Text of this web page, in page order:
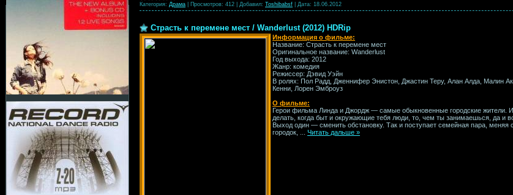
Категория: Драма Просмотров: 412 Добавил: Toshibabsf Дата: 18.06.2012
Страсть к перемене мест / Wanderlust (2012) HDRip
Информация о фильме:
Название: Страсть к перемене мест
Оригинальное название: Wanderlust
Год выхода: 2012
Жанр: комедия
Режиссер: Дэвид Уэйн
В ролях: Пол Радд, Дженнифер Энистон, Джастин Теру, Алан Алда, Малин
Кенни, Лорен Эмброуз
О фильме:
Герои фильма Линда и Джордж — самые обыкновенные городские
делать, когда быт и окружающие тебя люди, то, чем ты занимаешься, да и
Выход один — сменить обстановку. Так и поступает семейная пара,
городок,
Читать дальше »